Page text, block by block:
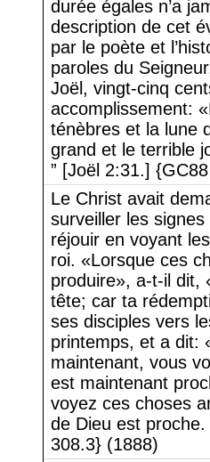
durée égales n’a
description de cet
par le poète et
paroles du
Joël, vingt-cinq
accomplissement:
ténèbres et la lune
grand et le terrible
” [Joël 2:31.]
Le Christ avait
surveiller les
réjouir en voyant
roi. «Lorsque ces
produire», a-t-il dit,
tête; car ta
ses disciples vers
printemps, et a dit:
maintenant, vous
est maintenant
voyez ces choses
de Dieu est
308.3} (1888)